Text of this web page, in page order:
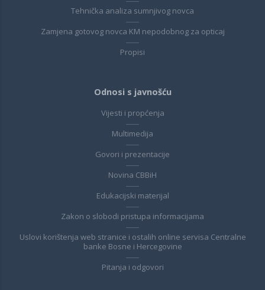
Tehnička analiza sumnjivog novca
Zamjena gotovog novca KM nepodobnog za opticaj
Propisi
Odnosi s javnošću
Vijesti i propćenja
Multimedija
Govori i prezentacije
Novina CBBiH
Edukacijski materijal
Zakon o slobodi pristupa informacijama
Uslovi korištenja web stranice i ostalih online servisa Centralne
banke Bosne i Hercegovine
Pitanja i odgovori